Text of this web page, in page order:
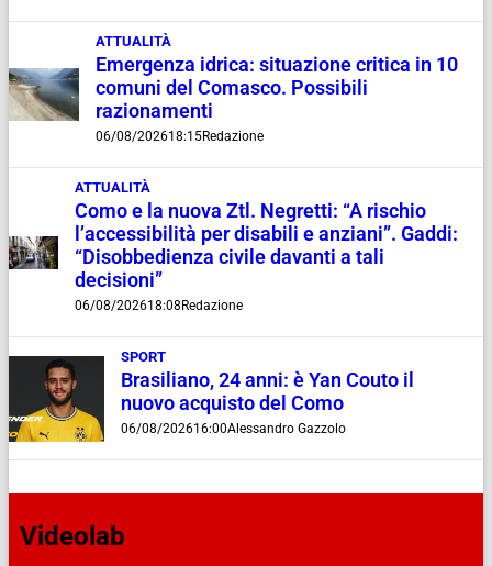
ATTUALITÀ
Emergenza idrica: situazione critica in 10
comuni del Comasco. Possibili
razionamenti
06/08/202618:15Redazione
ATTUALITÀ
Como e la nuova Ztl. Negretti: “A rischio
l’accessibilità per disabili e anziani”. Gaddi:
“Disobbedienza civile davanti a tali
decisioni”
06/08/202618:08 Redazione
SPORT
Brasiliano, 24 anni: è Yan Couto il
nuovo acquisto del Como
06/08/202616:00Alessandro Gazzolo
Videolab